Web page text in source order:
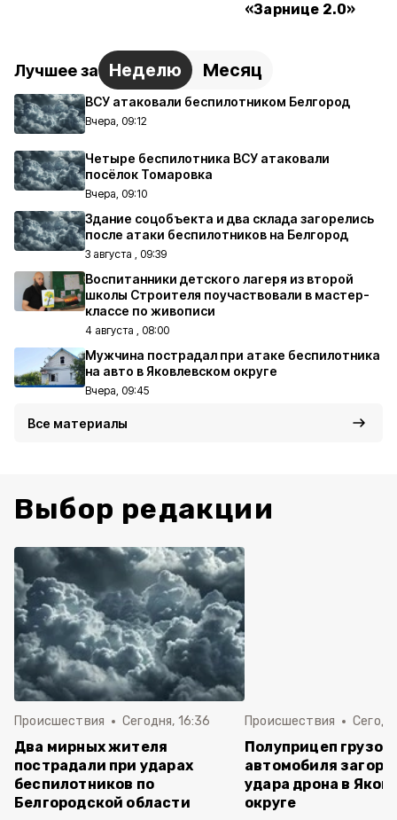
«Зарнице 2.0»
Лучшее за Неделю Месяц
ВСУ атаковали беспилотником Белгород
Вчера, 09:12
Четыре беспилотника ВСУ атаковали
посёлок Томаровка
Вчера, 09:10
Здание соцобъекта и два склада загорелись
после атаки беспилотников на Белгород
3 августа , 09:39
Воспитанники детского лагеря из второй
школы Строителя поучаствовали в мастер-
классе по живописи
4 августа , 08:00
Мужчина пострадал при атаке беспилотника
на авто в Яковлевском округе
Вчера, 09:45
Все материалы
Выбор редакции
Происшествия Сегодня, 16:36
Два мирных жителя
пострадали при ударах
беспилотников по
Белгородской области
Происшествия
Полуприцеп
автомобиля
удара дрона в
округе